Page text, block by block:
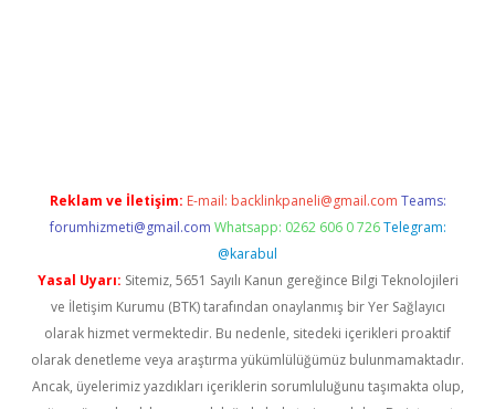
Reklam ve İletişim: E-mail: backlinkpaneli@gmail.com Teams:
forumhizmeti@gmail.com Whatsapp: 0262 606 0 726 Telegram:
@karabul
Yasal Uyarı: Sitemiz, 5651 Sayılı Kanun gereğince Bilgi Teknolojileri
ve İletişim Kurumu (BTK) tarafından onaylanmış bir Yer Sağlayıcı
olarak hizmet vermektedir. Bu nedenle, sitedeki içerikleri proaktif
olarak denetleme veya araştırma yükümlülüğümüz bulunmamaktadır.
Ancak, üyelerimiz yazdıkları içeriklerin sorumluluğunu taşımakta olup,